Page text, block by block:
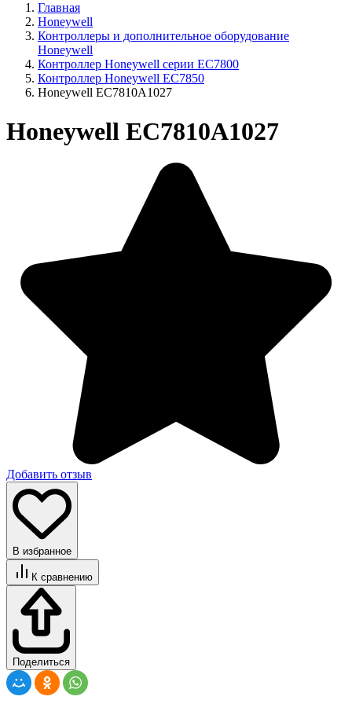
Главная
Honeywell
Контроллеры и дополнительное оборудование
Honeywell
Контроллер Honeywell серии EC7800
Контроллер Honeywell EC7850
Honeywell EC7810A1027
Honeywell EC7810A1027
Добавить отзыв
В избранное
К сравнению
Поделиться